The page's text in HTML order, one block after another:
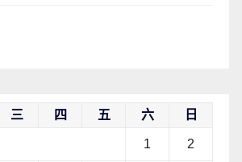
三 四 五 六 日
1 2